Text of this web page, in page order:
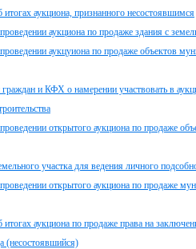
аукциона, признанного несостоявшимся
аукциона по продаже здания с
аукцуиона по продаже объектов
и КФХ о намерении участвовать в
открытого аукциона по продаже
участка для ведения личного
открытого аукциона по продаже
аукциона по продаже права на
(несостоявшийся)